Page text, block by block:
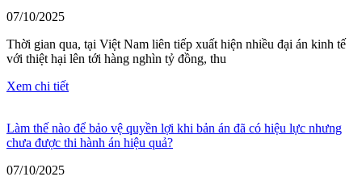
07/10/2025
Thời gian qua, tại Việt Nam liên tiếp xuất hiện nhiều đại án kinh tế
với thiệt hại lên tới hàng nghìn tỷ đồng, thu
Xem chi tiết
Làm thế nào để bảo vệ quyền lợi khi bản án đã có hiệu lực nhưng
chưa được thi hành án hiệu quả?
07/10/2025